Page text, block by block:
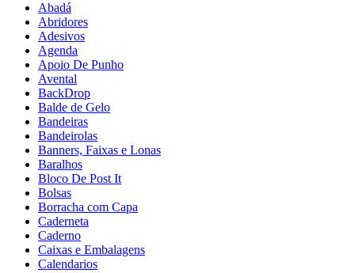
Abadá
Abridores
Adesivos
Agenda
Apoio De Punho
Avental
BackDrop
Balde de Gelo
Bandeiras
Bandeirolas
Banners, Faixas e Lonas
Baralhos
Bloco De Post It
Bolsas
Borracha com Capa
Caderneta
Caderno
Caixas e Embalagens
Calendarios